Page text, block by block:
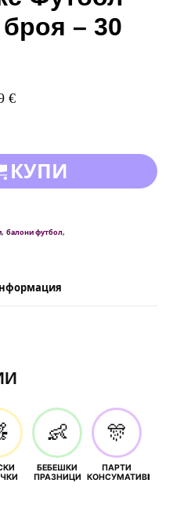
– 30
€
КУПИ
, балони футбол,
👶
БЕБЕШКИ
ПРАЗНИЦИ
🎊
ПАРТИ
КОНСУМАТИВИ